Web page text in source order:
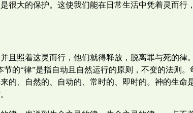
很大的保护。这使我们能在日常生活中凭着灵而
且照着这灵而行，他们就得释放，脱离罪与死的
的“律”是指自动且自然运行的原则，不变的法则
的、自然的、自动的、常时的、即时的。神的生